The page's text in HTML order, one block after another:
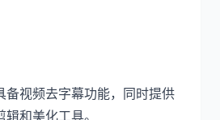
备视频去字幕功能，同时提供
和美化工具。